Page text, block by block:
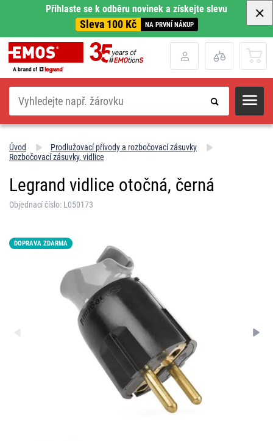
Přihlaste se k odběru novinek a získejte slevu
Sleva 100 Kč NA PRVNÍ NÁKUP
Hledat
Úvod
Prodlužovací přívody a rozbočovací zásuvky
Rozbočovací zásuvky, vidlice
Legrand vidlice otočná, černá
Objednací číslo: L050173
DOPRAVA ZDARMA